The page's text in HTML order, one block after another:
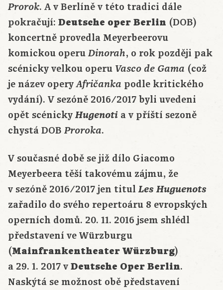
Prorok. A v Berlíně v této tradici dále
pokračují: Deutsche oper Berlin (DOB)
koncertně provedla Meyerbeerovu
komickou operu Dinorah, o rok později pak
scénicky velkou operu Vasco de Gama (což
je název operyAfričanka podle kritického
vydání). V sezóně 2016/2017 byli uvedeni
opět scénickyHugenoti a v příští sezoně
chystá DOB Proroka.
V současné době se již dílo Giacomo
Meyerbeera těší takovému zájmu, že
v sezóně 2016/2017 jen titulLesHuguenots
zařadilo do svého repertoáru 8 evropských
operních domů. 20. 11. 2016 jsem shlédl
představení ve Würzburgu
(Mainfrankentheater Würzburg)
a 29. 1. 2017 vDeutsche Oper Berlin.
Naskýtá se možnost obě představení